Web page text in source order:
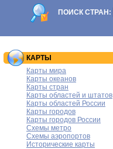
ПОИСК СТРАН:
КАРТЫ
Карты мира
Карты океанов
Карты стран
Карты областей и штатов
Карты областей России
Карты городов
Карты городов России
Схемы метро
Схемы аэропортов
Исторические карты